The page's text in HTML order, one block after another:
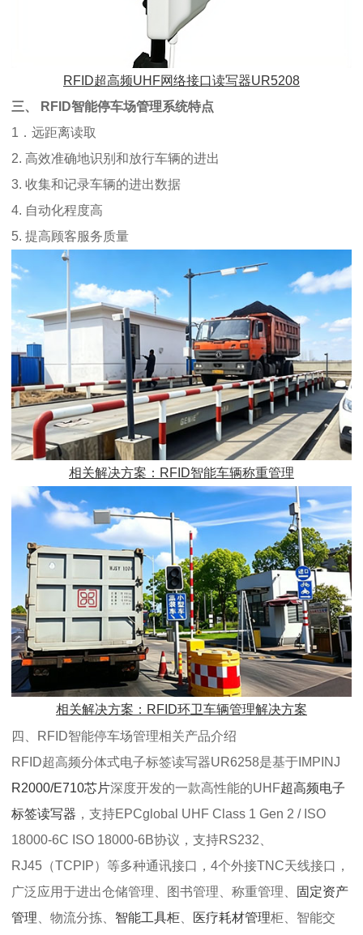
RFID超高频UHF网络接口读写器UR5208
三、
RFID智能停车场管理系统特点
1．远距离读取
2. 高效准确地识别和放行车辆的进出
3. 收集和记录车辆的进出数据
4. 自动化程度高
5. 提高顾客服务质量
相关解决方案：RFID智能车辆称重管理
相关解决方案：RFID环卫车辆管理解决方案
四、RFID智能停车场管理相关产品介绍
RFID超高频分体式电子标签读写器UR6258是基于IMPINJ
R2000/E710芯片深度开发的一款高性能的UHF超高频电子
标签读写器 ，支持EPCglobal UHF Class 1 Gen 2 / ISO
18000-6C ISO 18000-6B协议，支持RS232、
RJ45（TCPIP）等多种通讯接口，4个外接TNC天线接口，
广泛应用于进出仓储管理、图书管理、称重管理、
固定资产
管理 、物流分拣、 智能工具柜 医疗耗材管理柜、智能交